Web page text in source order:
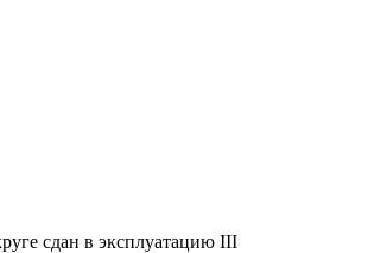
сдан в эксплуатацию III